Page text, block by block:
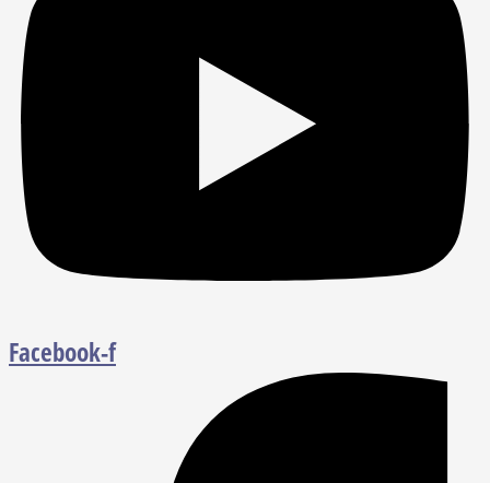
Facebook-f